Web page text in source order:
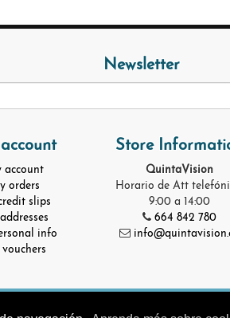
Newsletter
account
orders
slips
info
Store
QuintaVision
Horario de Att
9:00 a 14:00
664 842 780
© Quinta Vision 2025